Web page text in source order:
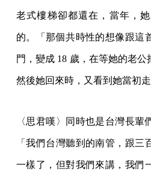
老式樓梯卻都還在，當年，
的。「那個共時性的想像跟這
門，變成 18 歲，在等她的老公
然後她回來時，又看到她當初
〈思君嘆〉同時也是台灣長輩
「我們台灣聽到的南管，跟三
一樣了，但對我們來講，我們